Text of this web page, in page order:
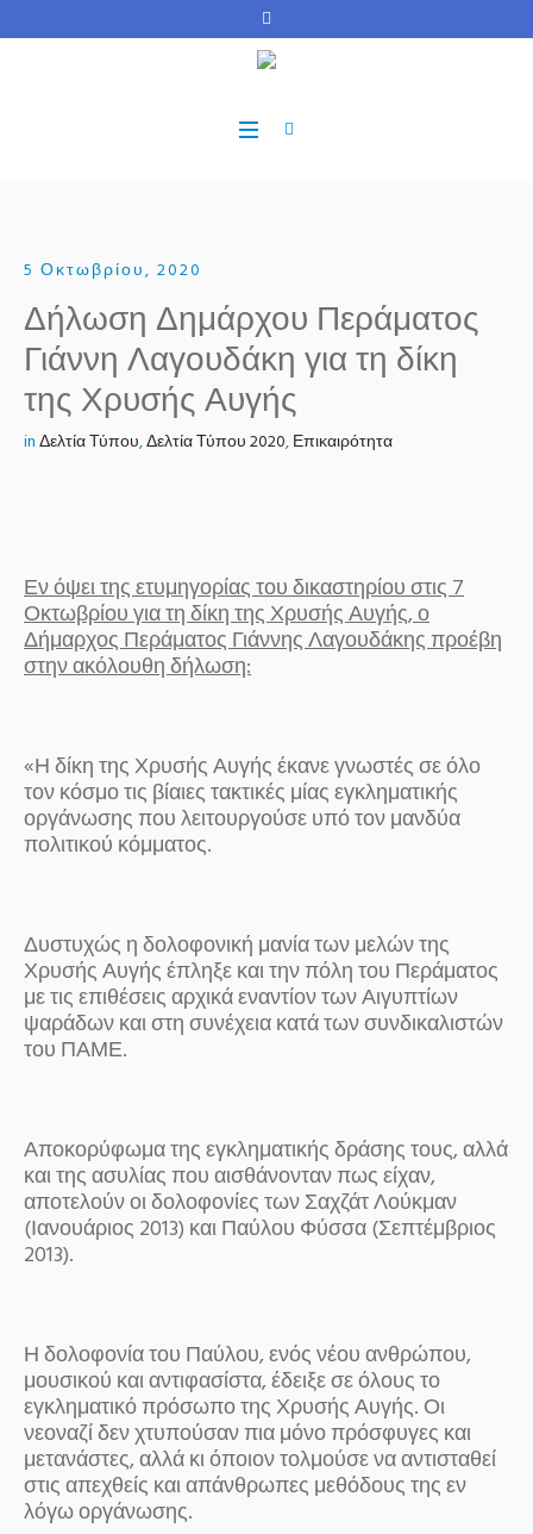
5 Οκτωβρίου, 2020
Δήλωση Δημάρχου Περάματος
Γιάννη Λαγουδάκη για τη δίκη
της Χρυσής Αυγής
inΔελτία Τύπου,Δελτία Τύπου 2020,Επικαιρότητα
Εν όψει της ετυμηγορίας του δικαστηρίου στις 7
Οκτωβρίου για τη δίκη της Χρυσής Αυγής, ο
Δήμαρχος Περάματος Γιάννης Λαγουδάκης προέβη
στην ακόλουθη δήλωση:
«Η δίκη της Χρυσής Αυγής έκανε γνωστές σε όλο
τον κόσμο τις βίαιες τακτικές μίας εγκληματικής
οργάνωσης που λειτουργούσε υπό τον μανδύα
πολιτικού κόμματος.
Δυστυχώς η δολοφονική μανία των μελών της
Χρυσής Αυγής έπληξε και την πόλη του Περάματος
με τις επιθέσεις αρχικά εναντίον των Αιγυπτίων
ψαράδων και στη συνέχεια κατά των συνδικαλιστών
του ΠΑΜΕ.
Αποκορύφωμα της εγκληματικής δράσης τους, αλλά
και της ασυλίας που αισθάνονταν πως είχαν,
αποτελούν οι δολοφονίες των Σαχζάτ Λούκμαν
(Ιανουάριος 2013) και Παύλου Φύσσα (Σεπτέμβριος
2013).
Η δολοφονία του Παύλου, ενός νέου ανθρώπου,
μουσικού και αντιφασίστα, έδειξε σε όλους το
εγκληματικό πρόσωπο της Χρυσής Αυγής. Οι
νεοναζί δεν χτυπούσαν πια μόνο πρόσφυγες και
μετανάστες, αλλά κι όποιον τολμούσε να αντισταθεί
στις απεχθείς και απάνθρωπες μεθόδους της εν
λόγω οργάνωσης.